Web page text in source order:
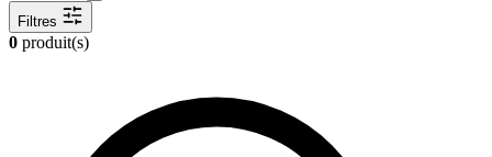
Filtres
0 produit(s)